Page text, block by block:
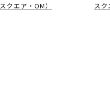
スクエア・OM）
スク